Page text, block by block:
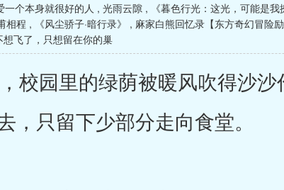
一个本身就很好的人 , 光雨云隙 ,
《暮色行光：这光，可能是
相程 , 《风尘骄子·暗行录》 , 麻家白熊回忆录【东方奇幻冒险
想飞了，只想留在你的巢
校园里的绿荫被暖风吹得沙沙
只留下少部分走向食堂。